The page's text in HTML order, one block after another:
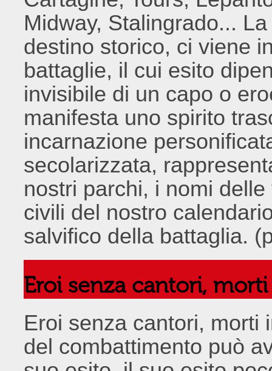
Midway, Stalingrado...
destino storico, ci viene
battaglie, il cui esito
invisibile di un capo o
manifesta uno spirito
incarnazione
secolarizzata,
nostri parchi, i nomi
civili del nostro
salvifico della battaglia.
Eroi senza cantori,
Eroi senza cantori, morti
del combattimento può